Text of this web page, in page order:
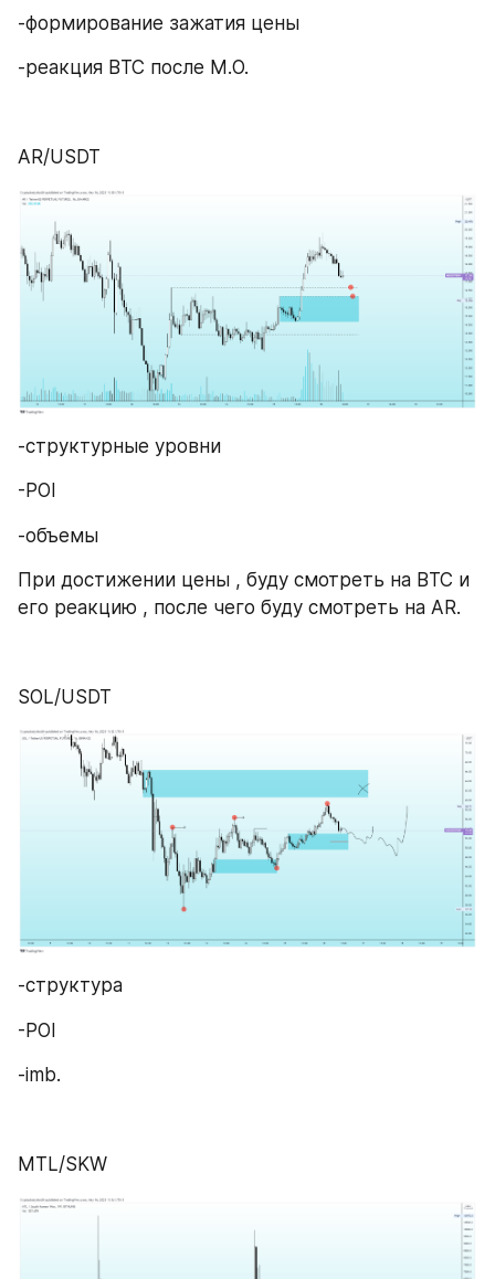
-формирование зажатия цены
-реакция BTC после M.O.
AR/USDT
-структурные уровни
-POI
-объемы
При достижении цены , буду смотреть на BTC и
его реакцию , после чего буду смотреть на AR.
SOL/USDT
-структура
-POI
-imb.
MTL/SKW